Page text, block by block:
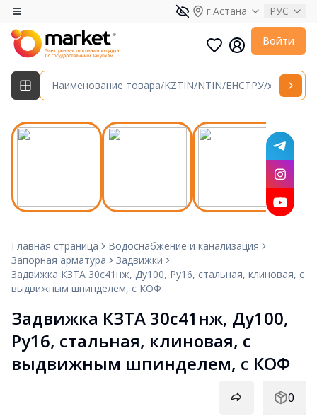
г.Астана РУС
Войти
Главная страница
Водоснабжение и канализация
Запорная арматура
Задвижки
Задвижка КЗТА 30с41нж, Ду100, Ру16, стальная, клиновая, с
выдвижным шпинделем, с КОФ
Задвижка КЗТА 30с41нж, Ду100,
Ру16, стальная, клиновая, с
выдвижным шпинделем, с КОФ
0